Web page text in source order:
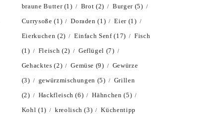
braune Butter(1) Brot (2) Burger(5)
Currysoße (1) Doraden (1) Eier(1)
Eierkuchen (2) Einfach Senf(17)
Fisch
(1)
Fleisch (2) Geflügel (7)
Gehacktes (2) Gemüse (9)
Gewürze
(3)
gewürzmischungen (5)
Grillen
(2)
Hackfleisch (6) Hähnchen (5)
Kohl (1) kreolisch (3)
Küchentipp